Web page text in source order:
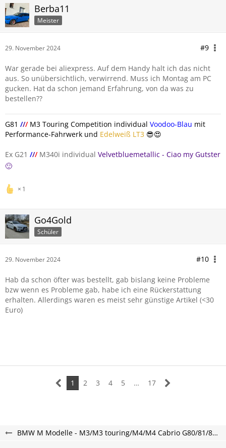
Berba11
Meister
29. November 2024 #9
War gerade bei aliexpress. Auf dem Handy halt ich das nicht
aus. So unübersichtlich, verwirrend. Muss ich Montag am PC
gucken. Hat da schon jemand Erfahrung, von da was zu
bestellen??
G81 ///M3 Touring Competition individual Voodoo-Blau mit
Performance-Fahrwerk und Edelweiß LT3 😎😍
Ex G21 /// M340i individual Velvetbluemetallic - Ciao my Gutster
🙂
1
Go4Gold
Schüler
29. November 2024 #10
Hab da schon öfter was bestellt, gab bislang keine Probleme
bzw wenn es Probleme gab, habe ich eine Rückerstattung
erhalten. Allerdings waren es meist sehr günstige Artikel (<30
Euro)
1 2 3 4 5 … 17
BMW M Modelle - M3/M3 touring/M4/M4 Cabrio G80/81/82/83